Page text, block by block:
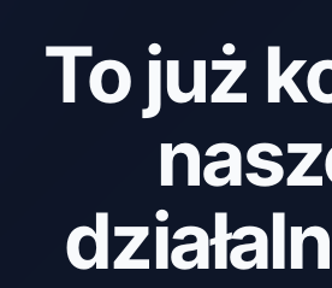
To już